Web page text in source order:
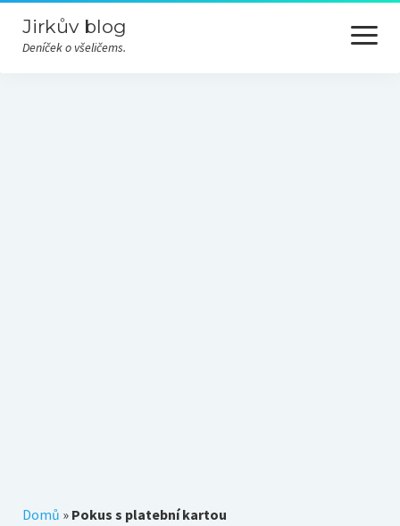
Jirkův blog
Deníček o všeličems.
otevřít
menu
Domů » Pokus s platební kartou